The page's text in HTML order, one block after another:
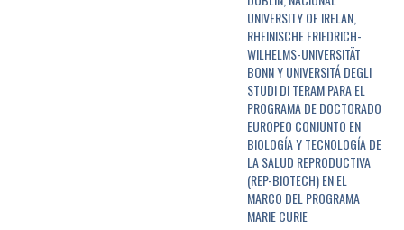
UNIVERSITY OF IRELAN,
RHEINISCHE FRIEDRICH-
WILHELMS-UNIVERSITÄT
BONN Y UNIVERSITÁ DEGLI
STUDI DI TERAM PARA EL
PROGRAMA DE DOCTORADO
EUROPEO CONJUNTO EN
BIOLOGÍA Y TECNOLOGÍA DE
LA SALUD REPRODUCTIVA
(REP-BIOTECH) EN EL
MARCO DEL PROGRAMA
MARIE CURIE